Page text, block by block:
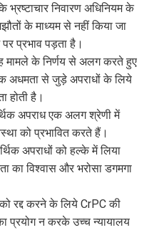
भ्रष्टाचार निवारण अधिनियम के
के माध्यम से नहीं किया जा
प्रभाव पड़ता है।
मामले के निर्णय से अलग करते हुए
अधमता से जुड़े अपराधों के लिये
होती है।
अपराध एक अलग श्रेणी में
को प्रभावित करते हैं।
अपराधों को हल्के में लिया
का विश्वास और भरोसा डगमगा
को रद्द करने के लिये CrPC की
प्रयोग न करके उच्च न्यायालय